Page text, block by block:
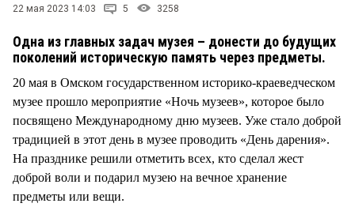
22 мая 2023 14:03 5 3258
Одна из главных задач музея – донести до будущих
поколений историческую память через предметы.
20 мая в Омском государственном историко-краеведческом
музее прошло мероприятие «Ночь музеев», которое было
посвящено Международному дню музеев. Уже стало доброй
традицией в этот день в музее проводить «День дарения».
На празднике решили отметить всех, кто сделал жест
доброй воли и подарил музею на вечное хранение
предметы или вещи.